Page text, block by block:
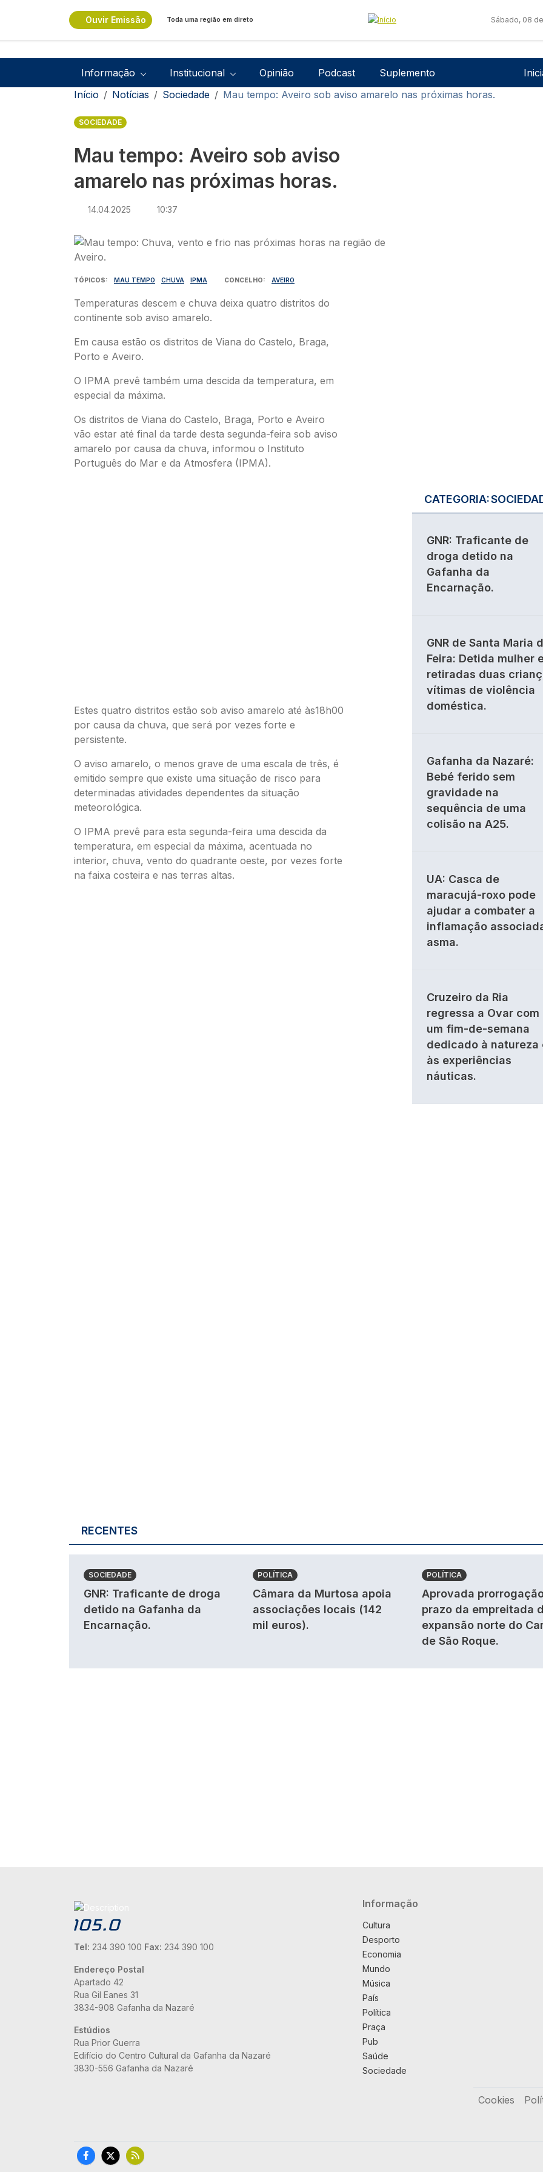
Ouvir Emissão Toda uma região em direto Sábado, 08
Navegação principal
Informação Institucional Opinião Podcast Suplemento
Navegação estrutural
Início Notícias Sociedade Mau tempo: Aveiro sob aviso amarelo nas próximas horas.
SOCIEDADE
Mau tempo: Aveiro sob aviso
amarelo nas próximas horas.
14.04.2025 10:37
Imagem
TÓPICOS MAU TEMPO CHUVA IPMA CONCELHO AVEIRO
Temperaturas descem e chuva deixa quatro distritos do
continente sob aviso amarelo.
Em causa estão os distritos de Viana do Castelo, Braga,
Porto e Aveiro.
O IPMA prevê também uma descida da temperatura, em
especial da máxima.
Os distritos de Viana do Castelo, Braga, Porto e Aveiro
vão estar até final da tarde desta segunda-feira sob aviso
amarelo por causa da chuva, informou o Instituto
Português do Mar e da Atmosfera (IPMA).
Estes quatro distritos estão sob aviso amarelo até às18h00
por causa da chuva, que será por vezes forte e
persistente.
O aviso amarelo, o menos grave de uma escala de três, é
emitido sempre que existe uma situação de risco para
determinadas atividades dependentes da situação
meteorológica.
O IPMA prevê para esta segunda-feira uma descida da
temperatura, em especial da máxima, acentuada no
interior, chuva, vento do quadrante oeste, por vezes forte
na faixa costeira e nas terras altas.
CATEGORIA:
GNR: Traficante de
droga detido na
Gafanha da
Encarnação.
GNR de Santa Maria
Feira: Detida mulher
retiradas duas
vítimas de violência
doméstica.
Gafanha da Nazaré:
Bebé ferido sem
gravidade na
sequência de uma
colisão na A25.
UA: Casca de
maracujá-roxo pode
ajudar a combater a
inflamação
asma.
Cruzeiro da Ria
regressa a Ovar com
um fim-de-semana
dedicado à natureza
às experiências
náuticas.
RECENTES
SOCIEDADE
GNR: Traficante de droga
detido na Gafanha da
Encarnação.
POLÍTICA
Câmara da Murtosa apoia
associações locais (142
mil euros).
POLÍTICA
Aprovada
prazo da empreitada
expansão norte do
de São Roque.
Tel: 234 390 100 Fax: 234 390 100
Endereço Postal
Apartado 42
Rua Gil Eanes 31
3834-908 Gafanha da Nazaré
Estúdios
Rua Prior Guerra
Edifício do Centro Cultural da Gafanha da Nazaré
3830-556 Gafanha da Nazaré
Navegação principal
Informação
Cultura
Desporto
Economia
Mundo
Música
País
Política
Praça
Pub
Saúde
Sociedade
Cookies